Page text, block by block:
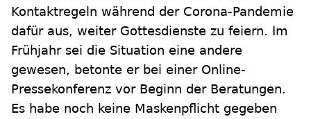
Kontaktregeln während der Corona-Pandemie
dafür aus, weiter Gottesdienste zu feiern. Im
Frühjahr sei die Situation eine andere
gewesen, betonte er bei einer Online-
Pressekonferenz vor Beginn der Beratungen.
Es habe noch keine Maskenpflicht gegeben